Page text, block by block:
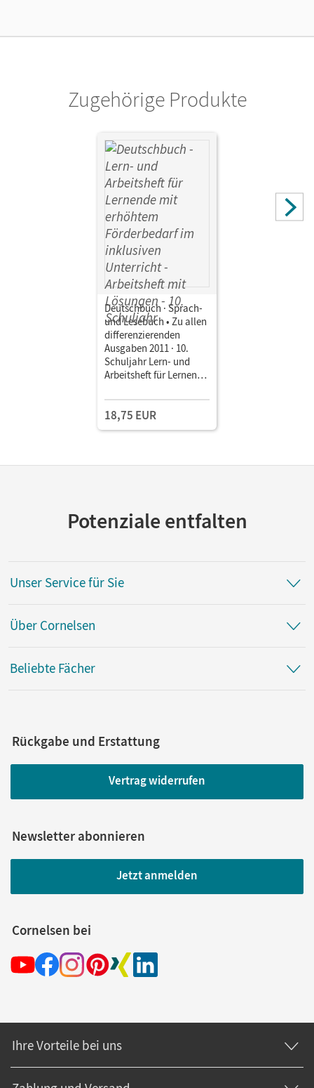
Unterrichtsmanagers solange das Lehrwerk erhältlich ist.
Zugehörige Produkte
Deutschbuch · Sprach-
und Lesebuch • Zu allen
differenzierenden
Ausgaben 2011 · 10.
Schuljahr Lern- und
Arbeitsheft für Lernende
Förderbedarf im
inklusiven Unterricht •
Arbeitsheft mit
18,75 EUR
Potenziale entfalten
Unser Service für Sie
Über Cornelsen
Beliebte Fächer
Rückgabe und Erstattung
Vertrag widerrufen
Newsletter abonnieren
Jetzt anmelden
Cornelsen bei
Ihre Vorteile bei uns